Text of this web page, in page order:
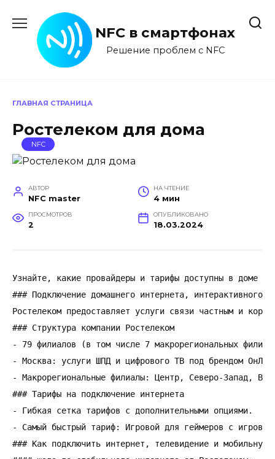
содержанию
NFC в смартфонах
Решение проблем с NFC
ГЛАВНАЯ СТРАНИЦА
Ростелеком для дома
NFC
АВТОР
NFC master
НА ЧТЕНИЕ
4 мин
ПРОСМОТРОВ
2
ОПУБЛИКОВАНО
18.03.2024
Узнайте, какие провайдеры и тарифы доступны в доме
### Подключение домашнего интернета,
Ростелеком предоставляет услуги связи частным и
### Структура компании Ростелеком
- 79 филиалов (в том числе 7 макрорегиональных
- Москва: услуги ШПД и цифрового ТВ под брендом
- Макрорегиональные филиалы: Центр, Северо-Запад,
### Тарифы на подключение интернета
- Гибкая сетка тарифов с дополнительными опциями.
- Самый быстрый тариф: Игровой для геймеров с
### Как подключить интернет, телевидение и мобильную